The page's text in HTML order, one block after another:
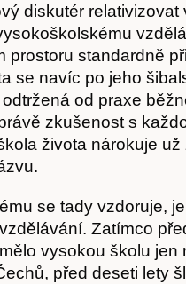
Články
diskutér relativizovat
prostoru standardně
se navíc po jeho
od praxe
zkušenost s
života nárokuje už
se tady vzdoruje,
Zatímco
vysokou školu jen
před deseti lety